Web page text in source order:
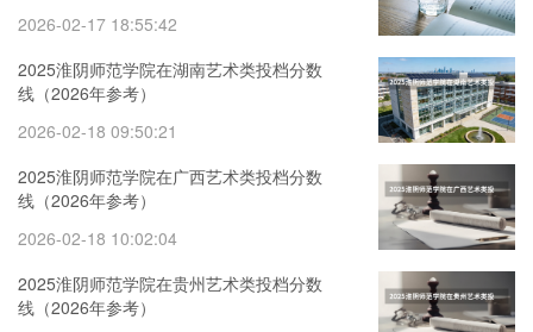
2026-02-17 18:55:42
2025淮阴师范学院在湖南艺术类投档分数
线（2026年参考）
2026-02-18 09:50:21
2025淮阴师范学院在广西艺术类投档分数
线（2026年参考）
2026-02-18 10:02:04
2025淮阴师范学院在贵州艺术类投档分数
线（2026年参考）